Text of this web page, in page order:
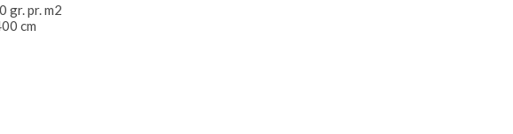
gr. pr. m2
cm